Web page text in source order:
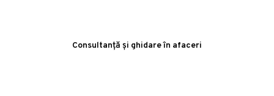
Consultanță și ghidare în afaceri